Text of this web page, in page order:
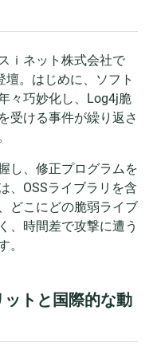
ｉネット株式会社で
壇。はじめに、ソフト
々巧妙化し、Log4j脆
受ける事件が繰り返さ
し、修正プログラムを
、OSSライブラリを含
どこにどの脆弱ライブ
、時間差で攻撃に遭う
。
ットと国際的な動